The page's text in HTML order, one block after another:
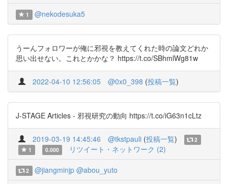
1 @nekodesuka5
うーんフォロワーが俺に邪視を教えてくれた時の論文どれか
思い出せない。これとかかな？ https://t.co/SBhmlWg81w
2022-04-10 12:56:05 @0x0_398 (投稿一覧)
J-STAGE Articles - 邪視研究の動向 https://t.co/iG63n1cLtz
2019-03-19 14:45:46 @tkstpauli (投稿一覧)
2
1
0.000 リツイート・ネットワーク (2)
2 @jiangminjp @abou_yuto